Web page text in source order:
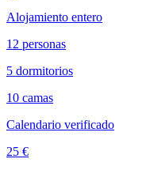
Alojamiento entero
12 personas
5 dormitorios
10 camas
Calendario verificado
25 €